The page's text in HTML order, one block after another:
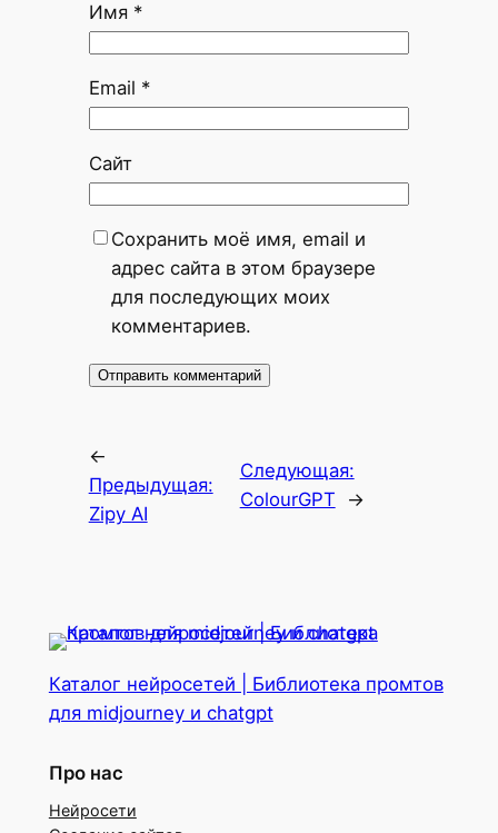
Имя *
Email *
Сайт
Сохранить моё имя, email и
адрес сайта в этом браузере
для последующих моих
комментариев.
←
Предыдущая:
Zipy AI
Следующая:
ColourGPT
→
Каталог нейросетей | Библиотека промтов
для midjourney и chatgpt
Про нас
Нейросети